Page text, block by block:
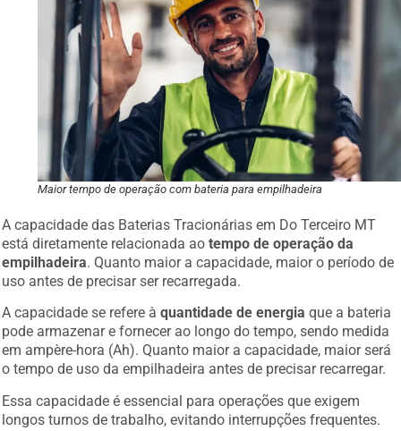
Maior tempo de operação com bateria para empilhadeira
A capacidade das Baterias Tracionárias em Do Terceiro MT
está diretamente relacionada aotempo de operação da
empilhadeira . Quanto maior a capacidade, maior o período de
uso antes de precisar ser recarregada.
A capacidade se refere àquantidade de energia que a bateria
pode armazenar e fornecer ao longo do tempo, sendo medida
em ampère-hora (Ah). Quanto maior a capacidade, maior será
o tempo de uso da empilhadeira antes de precisar recarregar.
Essa capacidade é essencial para operações que exigem
longos turnos de trabalho, evitando interrupções frequentes.